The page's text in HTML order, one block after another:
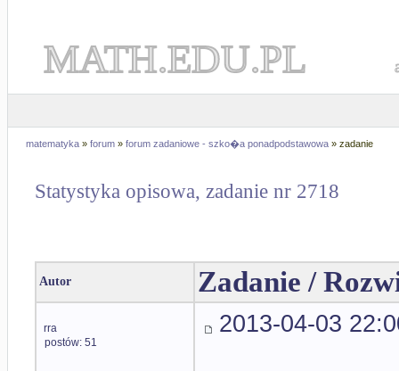
MATH.EDU.PL
matematyka » forum » forum zadaniowe - szko�a ponadpodstawowa » zadanie
Statystyka opisowa, zadanie nr 2718
Autor Zadanie /
rra
postów: 51
2013-04-03